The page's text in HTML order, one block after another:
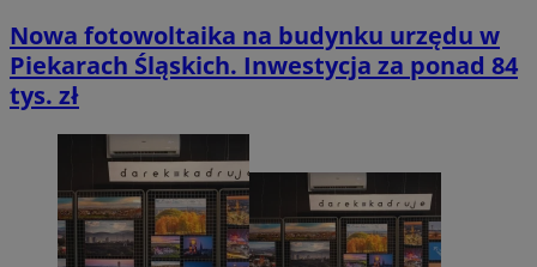
Nowa fotowoltaika na budynku urzędu w
Piekarach Śląskich. Inwestycja za ponad 84
tys. zł